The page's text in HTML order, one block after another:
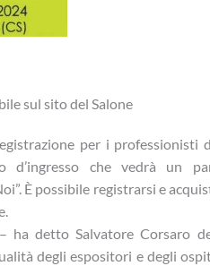
sul sito del Salone
per i professionisti
che vedrà un
È possibile registrarsi e
ha detto Salvatore Corsaro
degli espositori e degli